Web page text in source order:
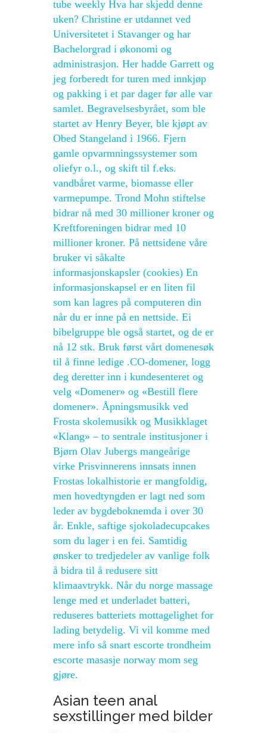
tube weekly Hva har skjedd denne
uken? Christine er utdannet ved
Universitetet i Stavanger og har
Bachelorgrad i økonomi og
administrasjon. Her hadde Garrett og
jeg forberedt for turen med innkjøp
og pakking i et par dager før alle var
samlet. Begravelsesbyrået, som ble
startet av Henry Beyer, ble kjøpt av
Obed Stangeland i 1966. Fjern
gamle opvarmningssystemer som
oliefyr o.l., og skift til f.eks.
vandbåret varme, biomasse eller
varmepumpe. Trond Mohn stiftelse
bidrar nå med 30 millioner kroner og
Kreftforeningen bidrar med 10
millioner kroner. På nettsidene våre
bruker vi såkalte
informasjonskapsler (cookies) En
informasjonskapsel er en liten fil
som kan lagres på computeren din
når du er inne på en nettside. Ei
bibelgruppe ble også startet, og de er
nå 12 stk. Bruk først vårt domenesøk
til å finne ledige .CO-domener, logg
deg deretter inn i kundesenteret og
velg «Domener» og «Bestill flere
domener». Åpningsmusikk ved
Frosta skolemusikk og Musikklaget
«Klang» – to sentrale institusjoner i
Bjørn Olav Jubergs mangeårige
virke Prisvinnerens innsats innen
Frostas lokalhistorie er mangfoldig,
men hovedtyngden er lagt ned som
leder av bygdeboknemda i over 30
år. Enkle, saftige sjokoladecupcakes
som du lager i en fei. Samtidig
ønsker to tredjedeler av vanlige folk
å bidra til å redusere sitt
klimaavtrykk. Når du norge massage
lenge med et underladet batteri,
reduseres batteriets mottagelighet for
lading betydelig. Vi vil komme med
mere info så snart escorte trondheim
escorte masasje norway mom seg
gjøre.
Asian teen anal
sexstillinger med bilder